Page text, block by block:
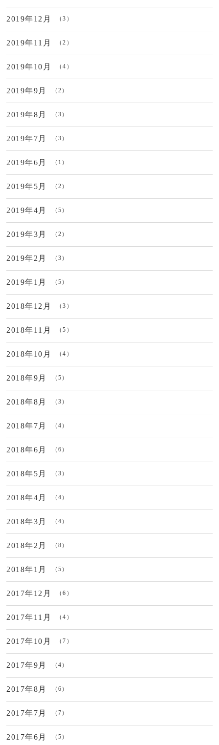
2019年12月 （3）
2019年11月 （2）
2019年10月 （4）
2019年9月 （2）
2019年8月 （3）
2019年7月 （3）
2019年6月 （1）
2019年5月 （2）
2019年4月 （5）
2019年3月 （2）
2019年2月 （3）
2019年1月 （5）
2018年12月 （3）
2018年11月 （5）
2018年10月 （4）
2018年9月 （5）
2018年8月 （3）
2018年7月 （4）
2018年6月 （6）
2018年5月 （3）
2018年4月 （4）
2018年3月 （4）
2018年2月 （8）
2018年1月 （5）
2017年12月 （6）
2017年11月 （4）
2017年10月 （7）
2017年9月 （4）
2017年8月 （6）
2017年7月 （7）
2017年6月 （5）